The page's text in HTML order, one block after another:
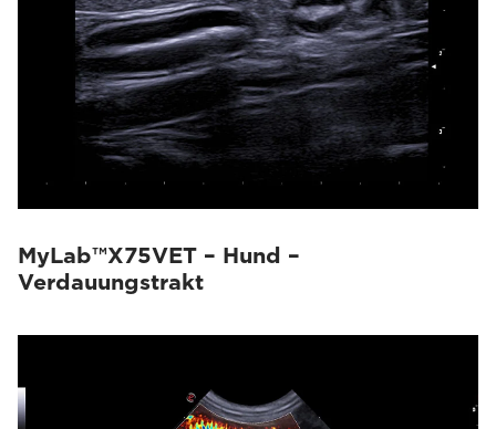
MyLab™X75VET – Hund –
Verdauungstrakt